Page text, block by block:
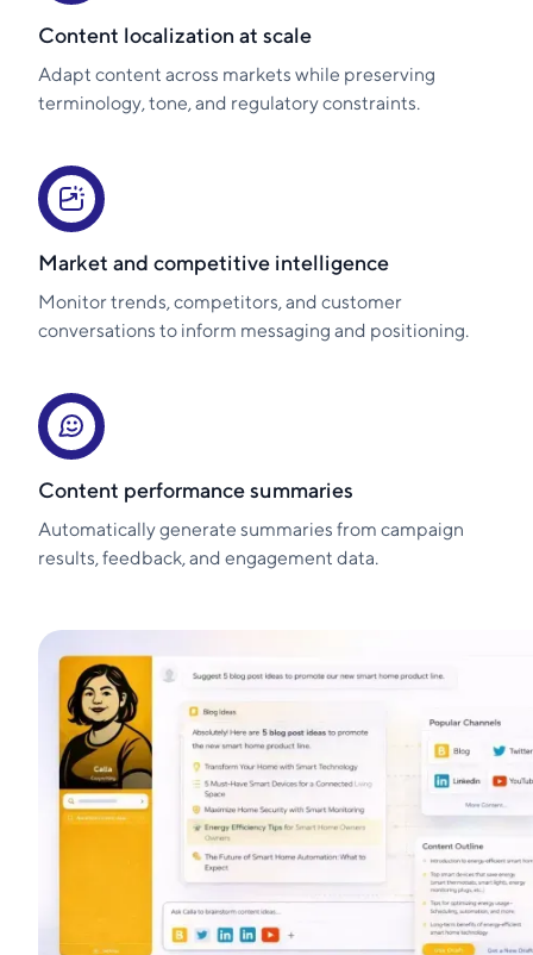
Content localization at scale
Adapt content across markets while preserving
terminology, tone, and regulatory constraints.
Market and competitive intelligence
Monitor trends, competitors, and customer
conversations to inform messaging and positioning.
Content performance summaries
Automatically generate summaries from campaign
results, feedback, and engagement data.